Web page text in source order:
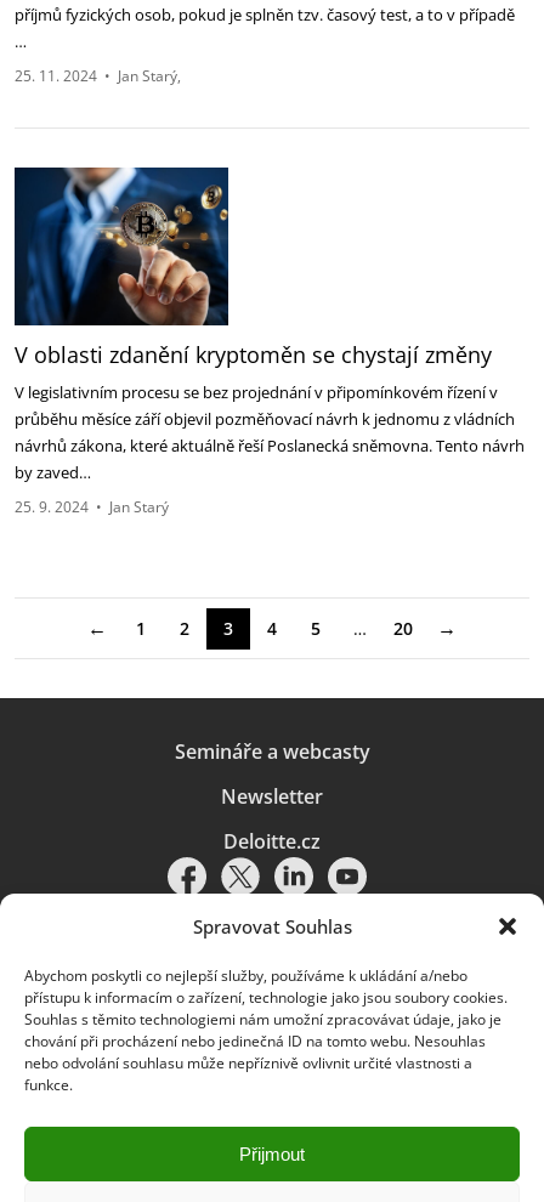
Spravovat Souhlas
Abychom poskytli co nejlepší služby, používáme k ukládání a/nebo
přístupu k informacím o zařízení, technologie jako jsou soubory cookies.
Souhlas s těmito technologiemi nám umožní zpracovávat údaje, jako je
chování při procházení nebo jedinečná ID na tomto webu. Nesouhlas
nebo odvolání souhlasu může nepříznivě ovlivnit určité vlastnosti a
funkce.
Přijmout
příjmů fyzických osob, pokud je splněn tzv. časový test, a to v případě
…
25. 11. 2024 • Jan Starý
V oblasti zdanění kryptoměn se chystají změny
V legislativním procesu se bez projednání v připomínkovém řízení v
průběhu měsíce září objevil pozměňovací návrh k jednomu z vládních
návrhů zákona, které aktuálně řeší Poslanecká sněmovna. Tento návrh
by zaved…
25. 9. 2024 • Jan Starý
← 1 2 3 4 5 … 20 →
Semináře a webcasty
Newsletter
Deloitte.cz
Pravidla používání|Ochrana osobních údajů|Soubory cookies |
Deloitte.cz
© 2026. Více informací najdete vPravidlech používání.
Deloitte označuje jednu či více společností globální sítě členských
a přidružené subjekty (souhrnně „organizace Deloitte“). Společnost DTTL
(rovněž označovaná jako „Deloitte Global“) a každá z jejích členských
společností a jejich přidružených subjektů je samostatným a nezávislým
právním subjektem, který není oprávněn zavazovat nebo přijímat závazky